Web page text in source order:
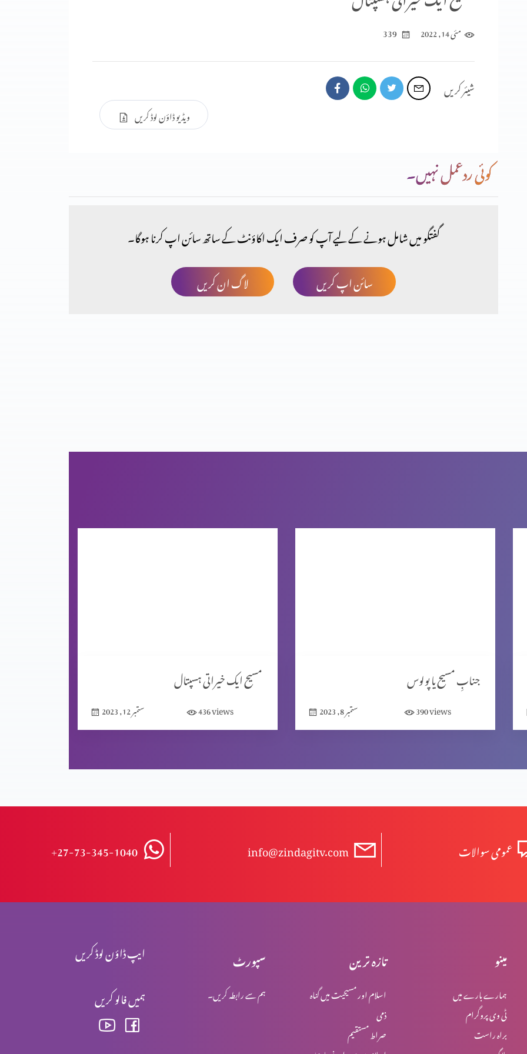
مئی 14, 2022 339
شیئر کریں
ویڈیو ڈاؤن لوڈ کریں
کوئی ردعمل نہیں۔
گفتگو میں شامل ہونے کے لیے آپ کو صرف ایک اکاؤنٹ کے ساتھ سائن اپ کرنا ہوگا۔
لاگ ان کریں
سائن اپ کریں
مسیح ایک خیراتی ہسپتال
ستمبر 12, 2023 436views
جنابِ مسیح یا پولوس
ستمبر 8, 2023 390views
+27-73-345-1040 info@zindagitv.com عمومی سوالات
ایپ ڈاؤن لوڈ کریں
ہمیں فالو کریں
سپورٹ
ہم سے رابطہ کریں۔
تازہ ترین
اسلام اور مسیحیت میں گناہ
ذمی
صراط مستقیم
مینو
ہمارے بارے میں
ٹی وی پروگرام
براہ راست